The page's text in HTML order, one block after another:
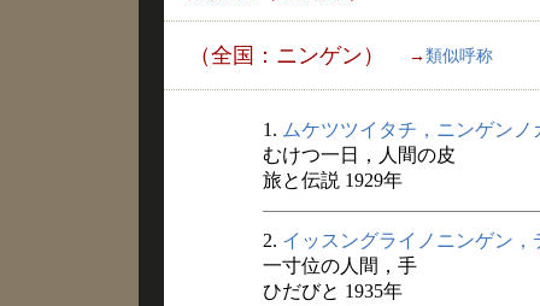
（全国：ニンゲン） → 類似呼称
1. ムケツツイタチ，ニンゲンノ
むけつ一日，人間の皮
旅と伝説 1929年
2. イッスングライノニンゲン，
一寸位の人間，手
ひだびと 1935年